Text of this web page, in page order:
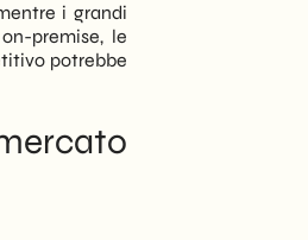
i grandi
premise, le
potrebbe